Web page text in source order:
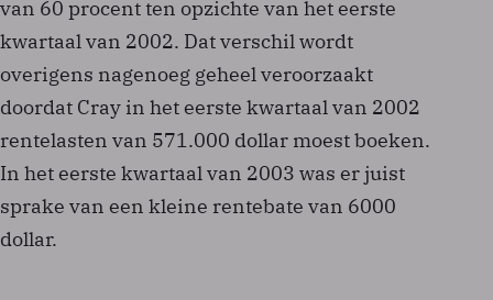
van 60 procent ten opzichte van het eerste
kwartaal van 2002. Dat verschil wordt
overigens nagenoeg geheel veroorzaakt
doordat Cray in het eerste kwartaal van 2002
rentelasten van 571.000 dollar moest boeken.
In het eerste kwartaal van 2003 was er juist
sprake van een kleine rentebate van 6000
dollar.